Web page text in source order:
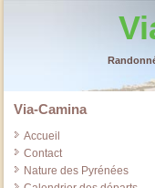
Via-Camina
Accueil
Contact
Nature des Pyrénées